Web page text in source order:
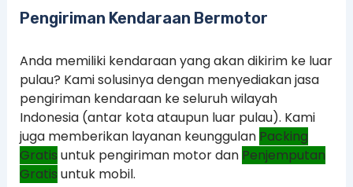
Pengiriman Kendaraan Bermotor
Anda memiliki kendaraan yang akan dikirim ke luar
pulau? Kami solusinya dengan menyediakan jasa
pengiriman kendaraan ke seluruh wilayah
Indonesia (antar kota ataupun luar pulau). Kami
juga memberikan layanan keunggulan Packing
Gratis untuk pengiriman motor dan Penjemputan
Gratis untuk mobil.